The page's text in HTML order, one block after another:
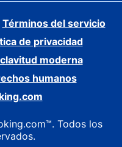
Términos del servicio
de privacidad
moderna
humanos
Todos los